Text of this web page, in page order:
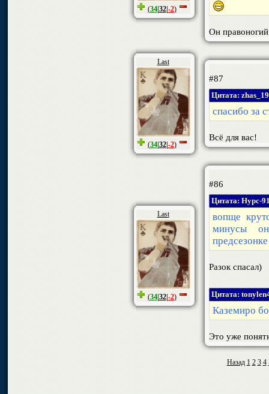
(34| 32| -2)
Он
Last
(34| 32| -2)
#87
Цитата:
спасибо за
Всё для вас!
Last
(34| 32| -2)
#86
Цитата: Нурс-
вопще
минусы
предсезонке
Разок спасал)
Цитата:
Каземиро
Это уже
Назад 1 2 3 4